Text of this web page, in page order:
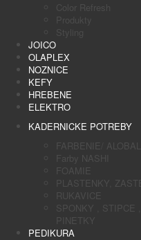
Color Refresh
Produkty
Styling
JOICO
OLAPLEX
NOZNICE
KEFY
HREBENE
ELEKTRO
KADERNICKE POTREBY
FARBENIE/ ALOBAL
Farby NASHI
FOAMIE
PLASTENKY,
RUKAVICE
SPONKY , STIPCE ,
PINETKY
PEDIKURA